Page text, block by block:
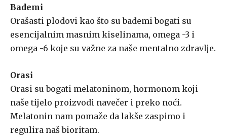
Bademi
Orašasti plodovi kao što su bademi bogati su
esencijalnim masnim kiselinama, omega -3 i
omega -6 koje su važne za naše mentalno zdravlje.
Orasi
Orasi su bogati melatoninom, hormonom koji
naše tijelo proizvodi navečer i preko noći.
Melatonin nam pomaže da lakše zaspimo i
regulira naš bioritam.